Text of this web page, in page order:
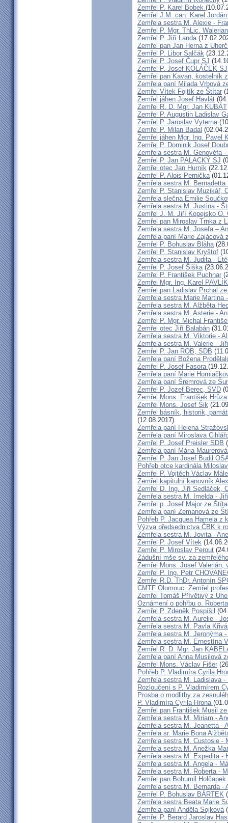
Zemřel P. Karel Bobek
Zemřel J.M. can. Karel
Zemřela sestra M. Alexie -
Zemřel P. Mgr. ThLic.
Zemřel P. Jiří Landa
Zemřel pan Jan Herna z
Zemřel P. Libor Salčák
Zemřel P. Josef Čupr SJ
Zemřel P. Josef KOLÁČEK SJ
Zemřel pan Kavan, kostelník
Zemřela paní Milada Vrbová
Zemřel Vítek Fojtík ze Štítar
Zemřel jáhen Josef Havlát
Zemřel R. D. Mgr. Jan KUBÁT
Zemřel P. Augustin Ladislav
Zemřel P. Jaroslav Vyterna
Zemřel P. Milan Badal
Zemřel jáhen Mgr. Ing. Pavel
Zemřel P. Dominik Josef
Zemřela sestra M. Genovéfa
Zemřel P. Jan PALACKÝ SJ
Zemřel otec Jan Hurník
Zemřel P. Alois Pernička
Zemřela sestra M. Bernadetta
Zemřel P. Stanislav Muzikář,
Zemřela slečna Emilie
Zemřela sestra M. Justina -
Zemřel J. M. Jiří Kopejsko O.
Zemřel pan Miroslav Trnka z
Zemřela sestra M. Josefa –
Zemřela paní Marie Zajácová
Zemřel P. Bohuslav Bláha
Zemřel P. Stanislav Kryštof
Zemřela sestra M. Judita -
Zemřel P. Josef Šiška
Zemřel P. František Puchnar
Zemřel Mgr. Ing. Karel
Zemřel pan Ladislav Prchal
Zemřela sestra Marie Martina
Zemřela sestra M. Alžběta
Zemřela sestra M. Asterie -
Zemřel P. Mgr. Michal
Zemřel otec Jiří Balabán
Zemřela sestra M. Viktorie -
Zemřela sestra M. Valerie -
Zemřel P. Jan ROB, SDB
Zemřela paní Božena
Zemřel P. Josef Fasora
Zemřela paní Marie
Zemřela paní Šremrová ze
Zemřel P. Jozef Berec, SVD
Zemřel Mons. František Hrůza
Zemřel Mons. Josef Šik
Zemřel básník, historik,
(12.08.2017)
Zemřela paní Helena
Zemřela paní Miroslava
Zemřel P. Josef Preisler SDB
Zemřela paní Mária
Zemřel P. Jan Josef Budil
Pohřeb otce kardinála
Zemřel P. Vojtěch Václav
Zemřel kapitulní kanovník
Zemřel D. Ing. Jiří Sedláček,
Zemřela sestra M. Imelda -
Zemřel p. Josef Major ze
Zemřela paní Zemanová ze
Pohřeb P. Jacquea Hamela z
Výzva předsednictva ČBK k
Zemřela sestra M. Jovita -
Zemřel P. Josef Vítek
Zemřel P. Miroslav Perout
Zádušní mše sv. za
Zemřel Mons. Josef Valerián,
Zemřel P. Ing. Petr
Zemřel R.D. ThDr. Antonín
CMTF Olomouc: Zemřel
Zemřel Tomáš Přívětivý z
Oznámení o pohřbu o.
Zemřel P. Zdeněk Pospíšil
Zemřela sestra M. Aurelie -
Zemřela sestra M. Pavla
Zemřela sestra M. Jeronýma
Zemřela sestra M. Ernestína
Zemřel R. D. Mgr. Jan
Zemřela paní Anna Musilová
Zemřel Mons. Václav Fišer
Pohřeb P. Vladimíra Cyrila
Zemřela sestra M. Ladislava -
Rozloučení s P. Vladimírem
Prosba o modlitby za
P. Vladimíra Cyrila Hrona
Zemřel pan František Musil
Zemřela sestra M. Miriam -
Zemřela sestra M. Jeanetta -
Zemřela sr. Marie Bona
Zemřela sestra M. Custosie -
Zemřela sestra M. Anežka
Zemřela sestra M. Expedita -
Zemřela sestra M. Angela -
Zemřela sestra M. Roberta -
Zemřel pan Bohumil Holčapek
Zemřela sestra M. Bernarda -
Zemřel P. Bohuslav BÁRTEK
Zemřela sestra Beata Marie
Zemřela paní Anděla Sojková
Zemřel P. Berard Jaroslav